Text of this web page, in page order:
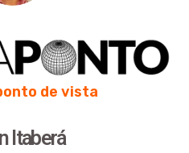
de vista
Itaberá